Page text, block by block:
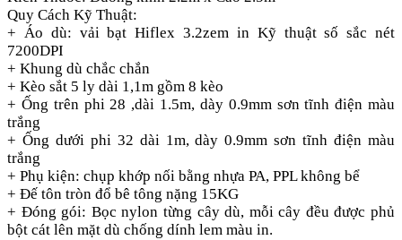
Quy Cách Kỹ Thuật:
+ Áo dù: vải bạt Hiflex 3.2zem in Kỹ thuật số sắc nét
7200DPI
+ Khung dù chắc chắn
+ Kèo sắt 5 ly dài 1,1m gồm 8 kèo
+ Ống trên phi 28 ,dài 1.5m, dày 0.9mm sơn tĩnh điện màu
trắng
+ Ống dưới phi 32 dài 1m, dày 0.9mm sơn tĩnh điện màu
trắng
+ Phụ kiện: chụp khớp nối bằng nhựa PA, PPL không bể
+ Đế tôn tròn đổ bê tông nặng 15KG
+ Đóng gói: Bọc nylon từng cây dù, mỗi cây đều được phủ
bột cát lên mặt dù chống dính lem màu in.